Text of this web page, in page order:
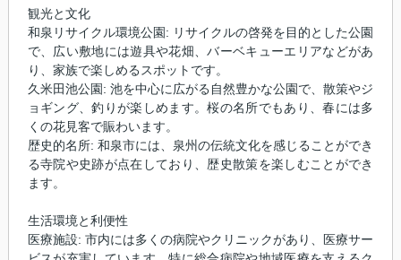
観光と文化
和泉リサイクル環境公園: リサイクルの啓発を目的とした公園
で、広い敷地には遊具や花畑、バーベキューエリアなどがあ
り、家族で楽しめるスポットです。
久米田池公園: 池を中心に広がる自然豊かな公園で、散策やジ
ョギング、釣りが楽しめます。桜の名所でもあり、春には多
くの花見客で賑わいます。
歴史的名所: 和泉市には、泉州の伝統文化を感じることができ
る寺院や史跡が点在しており、歴史散策を楽しむことができ
ます。
生活環境と利便性
医療施設: 市内には多くの病院やクリニックがあり、医療サー